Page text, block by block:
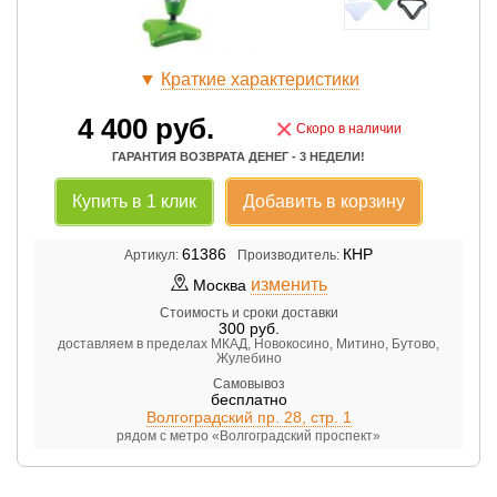
▼ Краткие характеристики
4 400руб. × Скоро в наличии
ГАРАНТИЯ ВОЗВРАТА ДЕНЕГ - 3 НЕДЕЛИ!
Купить в 1 клик Добавить в корзину
Артикул: 61386 Производитель: КНР
Москва изменить
Стоимость и сроки доставки
300руб.
доставляем в пределах МКАД, Новокосино, Митино, Бутово,
Жулебино
Самовывоз
бесплатно
Волгоградский пр. 28, стр. 1
рядом с метро «Волгоградский проспект»